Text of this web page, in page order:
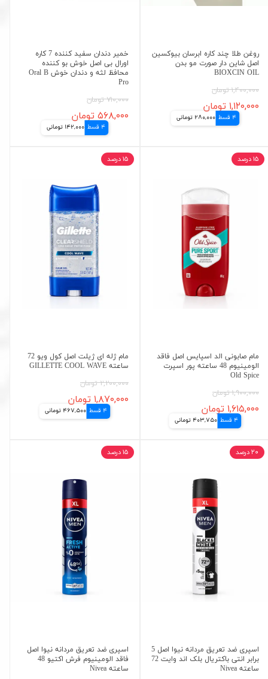
روغن طلا چند کاره ابرسان بیوکسین
اصل شاین دار صورت مو بدن
BIOXCIN OIL
۱,۴۰۰,۰۰۰ تومان
۱,۱۲۰,۰۰۰ تومان
4 قسط 280,000 تومانی
خمیر دندان سفید کننده 7 کاره
اورال بی اصل خوش بو کننده
محافظ لثه و دندان خوش Oral B
Pro
۷۱۰,۰۰۰ تومان
۵۶۸,۰۰۰ تومان
4 قسط 142,000 تومانی
مام صابونی الد اسپایس اصل فاقد
الومینیوم 48 ساعته پور اسپرت
Old Spice
۱,۹۰۰,۰۰۰ تومان
۱,۶۱۵,۰۰۰ تومان
4 قسط 403,750 تومانی
۱۵ درصد
مام ژله ای ژیلت اصل کول ویو 72
ساعته GILLETTE COOL WAVE
۲,۲۰۰,۰۰۰ تومان
۱,۸۷۰,۰۰۰ تومان
4 قسط 467,500 تومانی
۱۵ درصد
اسپری ضد تعریق مردانه نیوا اصل 5
برابر انتی باکتریال بلک اند وایت 72
ساعته Nivea
۲۰ درصد
اسپری ضد تعریق مردانه نیوا اصل
فاقد الومینیوم فرش اکتیو 48
ساعته Nivea
۱۵ درصد